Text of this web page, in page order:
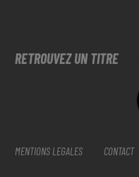
RETROUVEZ UN TITRE
MENTIONS LEGALES CONTACT